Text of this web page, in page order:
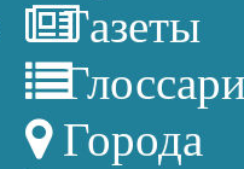
Газеты
Города